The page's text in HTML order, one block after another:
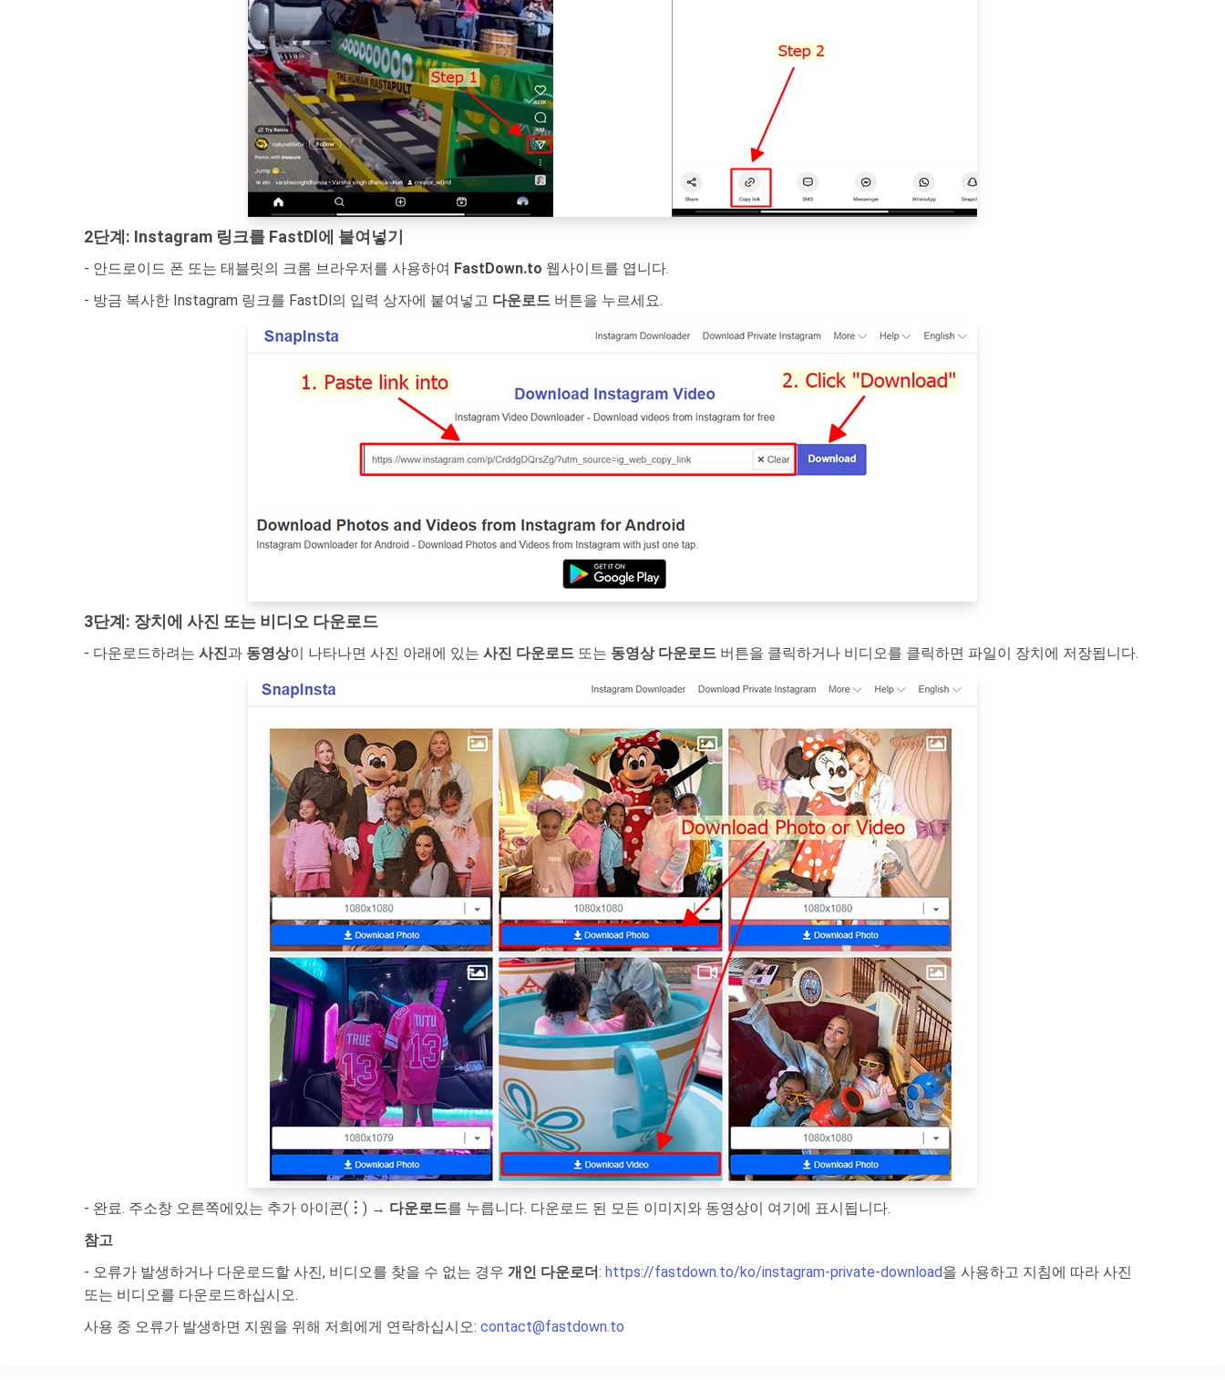
2단계: Instagram 링크를 FastDl에 붙여넣기
- 안드로이드 폰 또는 태블릿의 크롬 브라우저를 사용하여 FastDown.to 웹사이트를 엽니다.
- 방금 복사한 Instagram 링크를 FastDl의 입력 상자에 붙여넣고 다운로드 버튼을 누르세요.
3단계: 장치에 사진 또는 비디오 다운로드
- 다운로드하려는 사진과 동영상이 나타나면 사진 아래에 있는 사진 다운로드 또는 동영상 다운로드 버튼을 클릭하거나 비디오를 클릭하면 파일이 장치에 저장됩니다.
- 완료. 주소창 오른쪽에있는 추가 아이콘( ︙ ) → 다운로드를 누릅니다. 다운로드 된 모든 이미지와 동영상이 여기에 표시됩니다.
참고
- 오류가 발생하거나 다운로드할 사진, 비디오를 찾을 수 없는 경우 개인 다운로더: https://fastdown.to/ko/instagram-private-download을 사용하고 지침에 따라 사진
또는 비디오를 다운로드하십시오.
사용 중 오류가 발생하면 지원을 위해 저희에게 연락하십시오: contact@fastdown.to